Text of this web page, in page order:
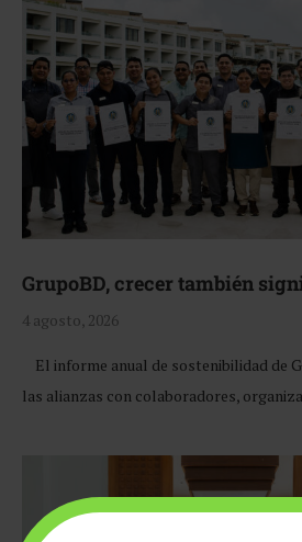
GrupoBD, crecer también
4 agosto, 2026
El informe anual de sostenibilidad de
las alianzas con colaboradores,